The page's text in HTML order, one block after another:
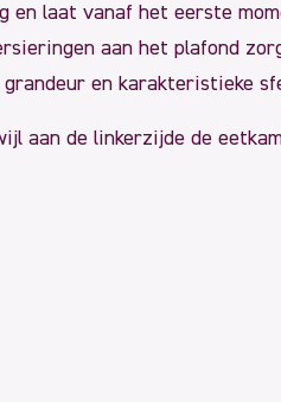
laat vanaf het eerste
aan het plafond
en karakteristieke
aan de linkerzijde de